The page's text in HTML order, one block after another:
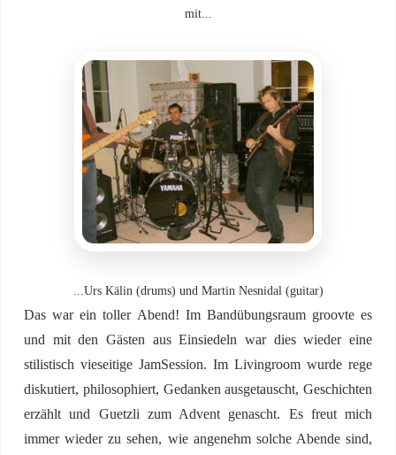
mit...
...Urs Kälin (drums) und Martin Nesnidal (guitar)
Das war ein toller Abend! Im Bandübungsraum groovte es
und mit den Gästen aus Einsiedeln war dies wieder eine
stilistisch vieseitige JamSession. Im Livingroom wurde rege
diskutiert, philosophiert, Gedanken ausgetauscht, Geschichten
erzählt und Guetzli zum Advent genascht. Es freut mich
immer wieder zu sehen, wie angenehm solche Abende sind,